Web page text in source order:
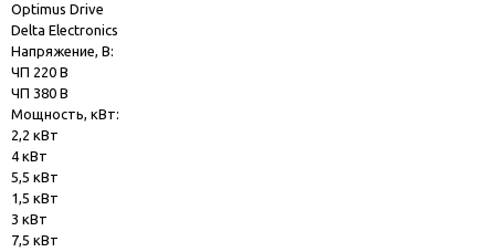
Optimus Drive
Delta Electronics
Напряжение, В:
ЧП 220 В
ЧП 380 В
Мощность, кВт:
2,2 кВт
4 кВт
5,5 кВт
1,5 кВт
3 кВт
7,5 кВт